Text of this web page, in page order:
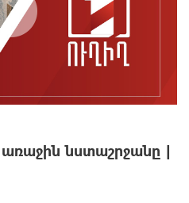
նստաշրջանը |